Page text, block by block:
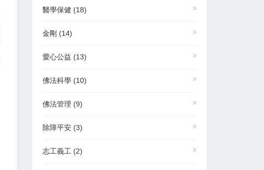
醫學保健 (18)
金剛 (14)
愛心公益 (13)
佛法科學 (10)
佛法管理 (9)
除障平安 (3)
志工義工 (2)